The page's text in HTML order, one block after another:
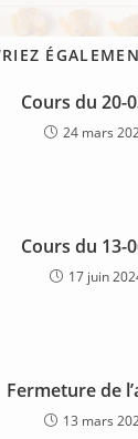
Cours du 20-
24 mars
Cours du 13-
17 juin
Fermeture de
13 mars